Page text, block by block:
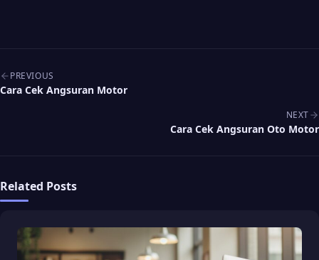
Post navigation
PREVIOUS
Cara Cek Angsuran Motor
NEXT
Cara Cek Angsuran Oto Motor
Related Posts